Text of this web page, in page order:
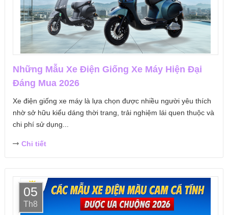
Những Mẫu Xe Điện Giống Xe Máy Hiện Đại
Đáng Mua 2026
Xe điện giống xe máy là lựa chọn được nhiều người yêu thích
nhờ sở hữu kiểu dáng thời trang, trải nghiệm lái quen thuộc và
chi phí sử dụng...
Chi tiết
05
Th8